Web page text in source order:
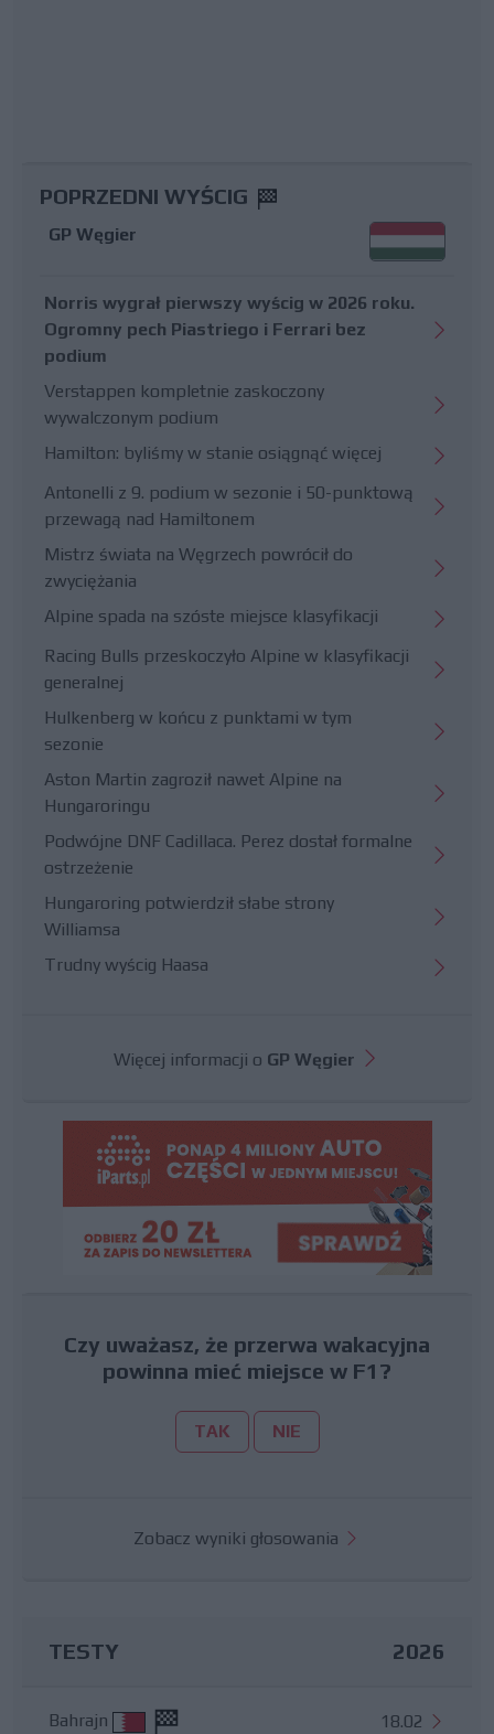
POPRZEDNI WYŚCIG
GP Węgier
Norris wygrał pierwszy wyścig w 2026 roku.
Ogromny pech Piastriego i Ferrari bez
podium
Verstappen kompletnie zaskoczony
wywalczonym podium
Hamilton: byliśmy w stanie osiągnąć więcej
Antonelli z 9. podium w sezonie i 50-punktową
przewagą nad Hamiltonem
Mistrz świata na Węgrzech powrócił do
zwyciężania
Alpine spada na szóste miejsce klasyfikacji
Racing Bulls przeskoczyło Alpine w klasyfikacji
generalnej
Hulkenberg w końcu z punktami w tym
sezonie
Aston Martin zagroził nawet Alpine na
Hungaroringu
Podwójne DNF Cadillaca. Perez dostał formalne
ostrzeżenie
Hungaroring potwierdził słabe strony
Williamsa
Trudny wyścig Haasa
Więcej informacji o GP Węgier
Czy uważasz, że przerwa wakacyjna
powinna mieć miejsce w F1?
TAK NIE
Zobacz wyniki głosowania
TESTY 2026
Bahrajn 18.02